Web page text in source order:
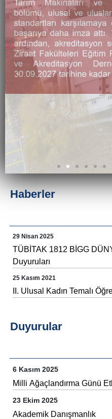
Haberler
29 Nisan 2025
TÜBİTAK 1812 BİGG
Duyuruları
25 Kasım 2021
II. Ulusal Kadın Temalı
Duyurular
6 Kasım 2025
Milli Ağaçlandırma Günü
23 Ekim 2025
Akademik Danışmanlık